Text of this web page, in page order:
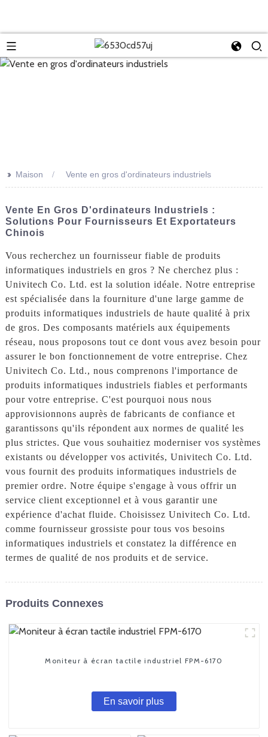
>> Maison Vente en gros d'ordinateurs industriels
Vente En Gros D'ordinateurs Industriels :
Solutions Pour Fournisseurs Et Exportateurs
Chinois
Vous recherchez un fournisseur fiable de produits
informatiques industriels en gros ? Ne cherchez plus :
Univitech Co. Ltd. est la solution idéale. Notre entreprise
est spécialisée dans la fourniture d'une large gamme de
produits informatiques industriels de haute qualité à prix
de gros. Des composants matériels aux équipements
réseau, nous proposons tout ce dont vous avez besoin pour
assurer le bon fonctionnement de votre entreprise. Chez
Univitech Co. Ltd., nous comprenons l'importance de
produits informatiques industriels fiables et performants
pour votre entreprise. C'est pourquoi nous nous
approvisionnons auprès de fabricants de confiance et
garantissons qu'ils répondent aux normes de qualité les
plus strictes. Que vous souhaitiez moderniser vos systèmes
existants ou développer vos activités, Univitech Co. Ltd.
vous fournit des produits informatiques industriels de
premier ordre. Notre équipe s'engage à vous offrir un
service client exceptionnel et à vous garantir une
expérience d'achat fluide. Choisissez Univitech Co. Ltd.
comme fournisseur grossiste pour tous vos besoins
informatiques industriels et constatez la différence en
termes de qualité de nos produits et de service.
Produits Connexes
Moniteur à écran tactile industriel FPM-6170
En savoir plus